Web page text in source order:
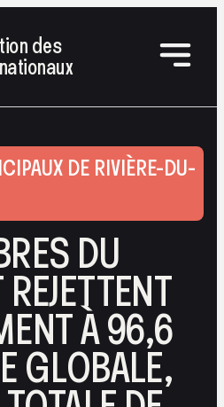
des
DE RIVIÈRE-DU-
DU
À 96,6
GLOBALE,